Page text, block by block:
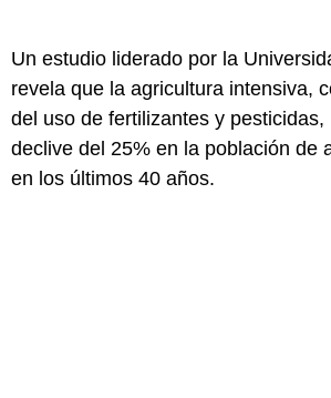
Un estudio liderado por la
revela que la agricultura intensiva,
del uso de fertilizantes y pesticidas,
declive del 25% en la población de
en los últimos 40 años.